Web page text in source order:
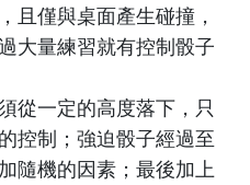
且僅與桌面產生碰撞，
大量練習就有控制骰子
從一定的高度落下，只
控制；強迫骰子經過至
隨機的因素；最後加上